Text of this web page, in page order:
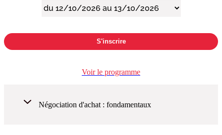
S'inscrire
Voir le programme
Négociation d'achat : fondamentaux